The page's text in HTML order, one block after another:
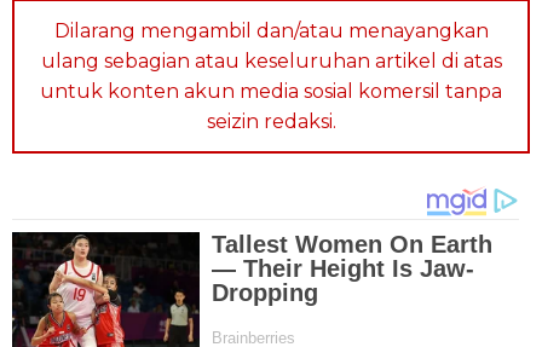
Dilarang mengambil dan/atau menayangkan
ulang sebagian atau keseluruhan artikel di atas
untuk konten akun media sosial komersil tanpa
seizin redaksi.